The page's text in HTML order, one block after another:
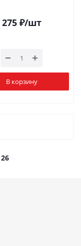
275₽/шт
В корзину
26